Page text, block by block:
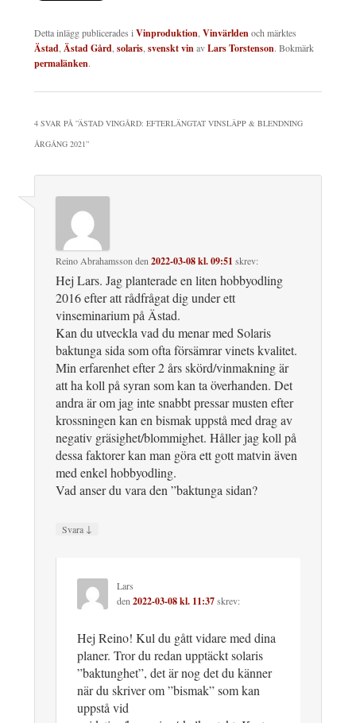
Detta inlägg publicerades i Vinproduktion Vinvärldenoch märktes
Ästad Ästad Gård solaris svenskt vinavLars Torstenson. Bokmärk
permalänken.
4 SVAR PÅ ”ÄSTAD VINGÅRD: EFTERLÄNGTAT VINSLÄPP & BLENDNING
ÅRGÅNG 2021”
Reino Abrahamsson den 2022-03-08 kl. 09:51 skrev:
Hej Lars. Jag planterade en liten hobbyodling
2016 efter att rådfrågat dig under ett
vinseminarium på Ästad.
Kan du utveckla vad du menar med Solaris
baktunga sida som ofta försämrar vinets kvalitet.
Min erfarenhet efter 2 års skörd/vinmakning är
att ha koll på syran som kan ta överhanden. Det
andra är om jag inte snabbt pressar musten efter
krossningen kan en bismak uppstå med drag av
negativ gräsighet/blommighet. Håller jag koll på
dessa faktorer kan man göra ett gott matvin även
med enkel hobbyodling.
Vad anser du vara den ”baktunga sidan?
Svara ↓
Lars
den 2022-03-08 kl. 11:37skrev:
Hej Reino! Kul du gått vidare med dina
planer. Tror du redan upptäckt solaris
”baktunghet”, det är nog det du känner
när du skriver om ”bismak” som kan
uppstå vid